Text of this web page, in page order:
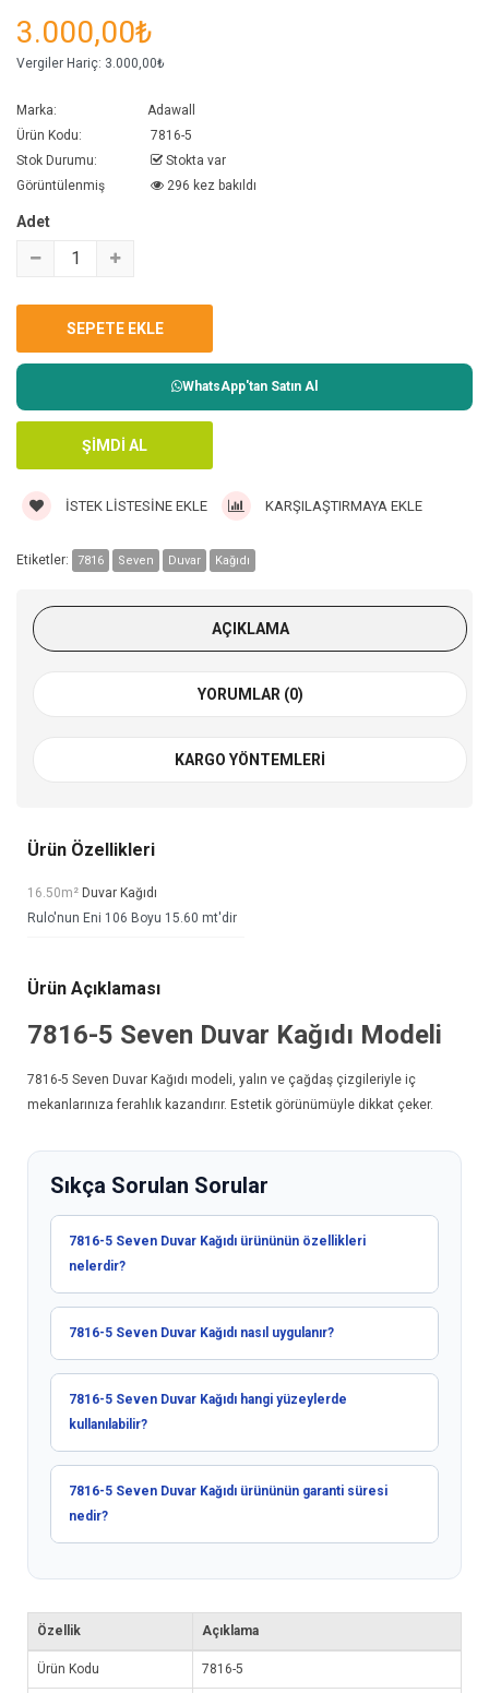
3.000,00₺
Vergiler Hariç: 3.000,00₺
Marka:
Adawall
Ürün Kodu:
7816-5
Stok Durumu:
Stokta var
Görüntülenmiş
296 kez bakıldı
Adet
WhatsApp'tan Satın Al
İSTEK LISTESINE EKLE KARŞILAŞTIRMAYA EKLE
Etiketler: 7816 Seven Duvar Kağıdı
AÇIKLAMA
YORUMLAR (0)
KARGO YÖNTEMLERI
Ürün Özellikleri
16.50m² Duvar Kağıdı
Rulo'nun Eni 106 Boyu 15.60 mt'dir
Ürün Açıklaması
7816-5 Seven Duvar Kağıdı Modeli
7816-5 Seven Duvar Kağıdı modeli, yalın ve çağdaş çizgileriyle iç
mekanlarınıza ferahlık kazandırır. Estetik görünümüyle dikkat çeker.
Sıkça Sorulan Sorular
7816-5 Seven Duvar Kağıdı ürününün özellikleri
nelerdir?
7816-5 Seven Duvar Kağıdı nasıl uygulanır?
7816-5 Seven Duvar Kağıdı hangi yüzeylerde
kullanılabilir?
7816-5 Seven Duvar Kağıdı ürününün garanti süresi
nedir?
Özellik Açıklama
Ürün Kodu 7816-5